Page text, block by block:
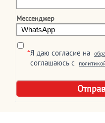
Мессенджер
*Я даю согласие на
соглашаюсь c